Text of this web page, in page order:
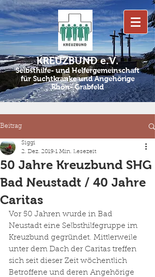
KREUZBUND e.V.
Selbsthilfe- und Helfergemeinschaft
für Suchtkranke und Angehörige
Rhön- Grabfeld
Beitrag
50 Jahre Kreuzbund SHG
Bad Neustadt / 40 Jahre
Caritas
Siggi
2. Dez. 2019 1 Min. Lesezeit
Vor 50 Jahren wurde in Bad
Neustadt eine Selbsthilfegruppe im
Kreuzbund gegründet. Mittlerweile
unter dem Dach der Caritas treffen
sich seit dieser Zeit wöchentlich
Betroffene und deren Angehörige